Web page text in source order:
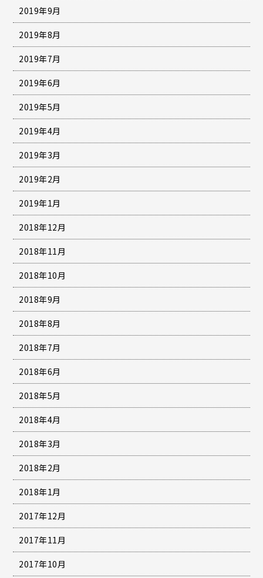
2019年9月
2019年8月
2019年7月
2019年6月
2019年5月
2019年4月
2019年3月
2019年2月
2019年1月
2018年12月
2018年11月
2018年10月
2018年9月
2018年8月
2018年7月
2018年6月
2018年5月
2018年4月
2018年3月
2018年2月
2018年1月
2017年12月
2017年11月
2017年10月